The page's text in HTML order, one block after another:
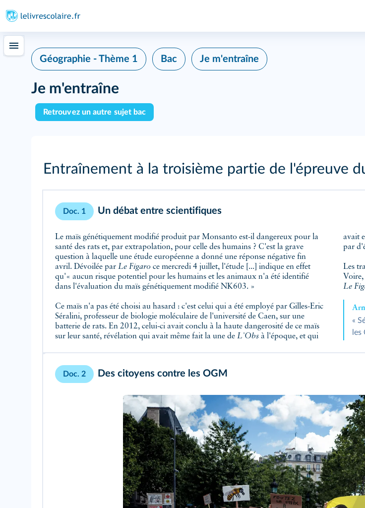
Géographie - Thème 1 Bac Je m'entraîne
Je m'entraîne
Retrouvez un autre sujet bac
Entraînement à la troisième partie de l'épreuve
Doc. 1 Un débat entre scientifiques
Le maïs génétiquement modifié produit par Monsanto est-il dangereux pour la
santé des rats et, par extrapolation, pour celle des humains ? C'est la grave
question à laquelle une étude européenne a donné une réponse négative fin
avril. Dévoilée par Le Figaro ce mercredi 4 juillet, l'étude [...] indique en effet
qu'« aucun risque potentiel pour les humains et les animaux n'a été identifié
dans l'évaluation du maïs génétiquement modifié NK603. »
Ce maïs n'a pas été choisi au hasard : c'est celui qui a été employé par Gilles-Eric
Séralini, professeur de biologie moléculaire de l'université de Caen, sur une
batterie de rats. En 2012, celui-ci avait conclu à la haute dangerosité de ce maïs
sur leur santé, révélation qui avait même fait la une de L'Obs à l'époque, et qui
avait
par
Les
Le
«
les
Doc. 2 Des citoyens contre les OGM